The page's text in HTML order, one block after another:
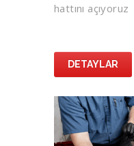
hattını açıyoruz
DETAYLAR